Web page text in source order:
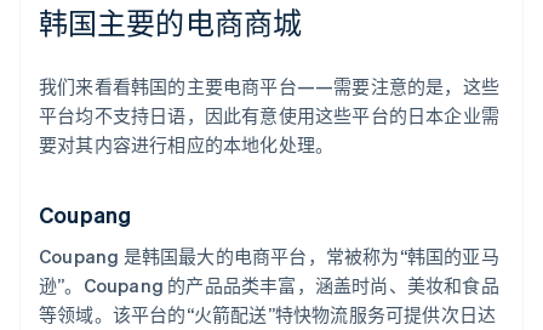
韩国主要的电商商城
我们来看看韩国的主要电商平台——需要注意的是，这些
平台均不支持日语，因此有意使用这些平台的日本企业需
要对其内容进行相应的本地化处理。
Coupang
Coupang 是韩国最大的电商平台，常被称为“韩国的亚马
逊”。Coupang 的产品品类丰富，涵盖时尚、美妆和食品
等领域。该平台的“火箭配送”特快物流服务可提供次日达